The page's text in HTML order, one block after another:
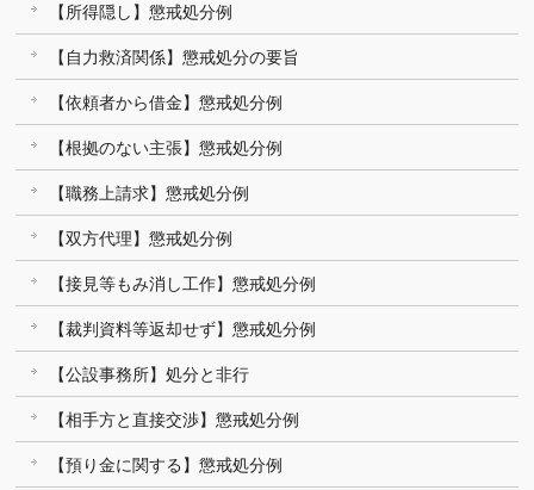
【所得隠し】懲戒処分例
【自力救済関係】懲戒処分の要旨
【依頼者から借金】懲戒処分例
【根拠のない主張】懲戒処分例
【職務上請求】懲戒処分例
【双方代理】懲戒処分例
【接見等もみ消し工作】懲戒処分例
【裁判資料等返却せず】懲戒処分例
【公設事務所】処分と非行
【相手方と直接交渉】懲戒処分例
【預り金に関する】懲戒処分例